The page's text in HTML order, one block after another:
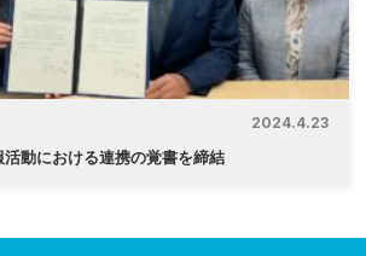
2024.4.23
動における連携の覚書を締結